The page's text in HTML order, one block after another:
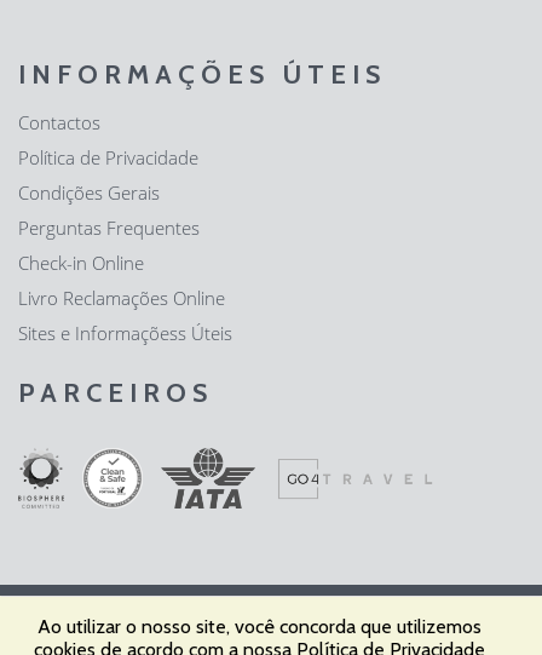
INFORMAÇÕES ÚTEIS
Contactos
Política de Privacidade
Condições Gerais
Perguntas Frequentes
Check-in Online
Livro Reclamações Online
Sites e Informaçõess Úteis
PARCEIROS
Fátima Expresso - Agência de Viagens e Turismo, Lda | RNAVT nº
Ao utilizar o nosso site, você concorda que utilizemos
cookies de acordo com a nossa Política de Privacidade